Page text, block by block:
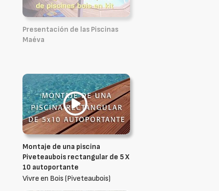
Presentación de las Piscinas
Maéva
Montaje de una piscina
Piveteaubois rectangular de 5 X
10 autoportante
Vivre en Bois (Piveteaubois)